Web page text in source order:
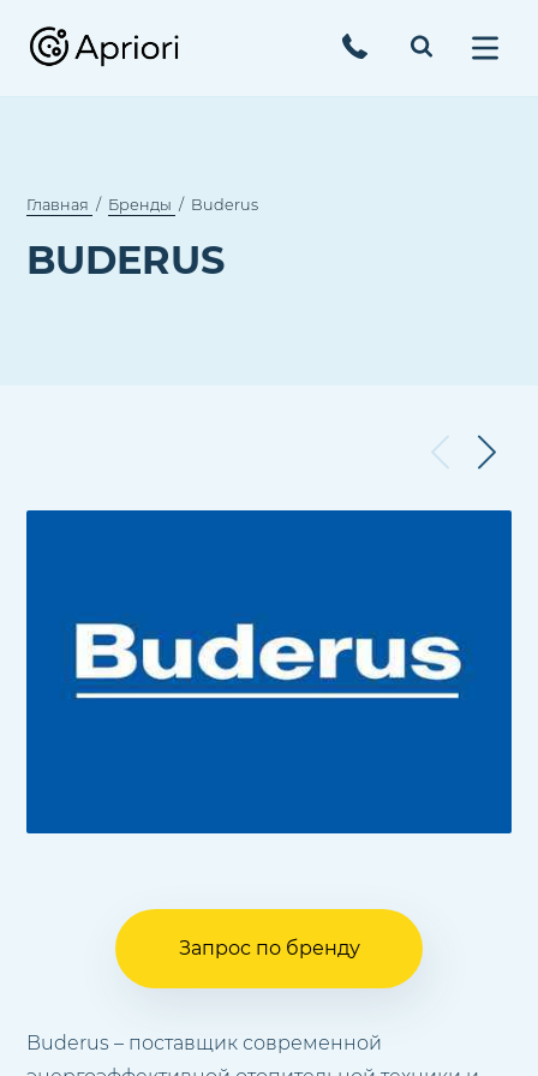
Главная Бренды Buderus
BUDERUS
Запрос по бренду
Buderus – поставщик современной